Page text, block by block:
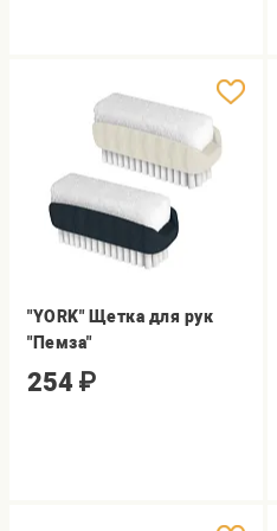
"YORK" Щетка для рук
"Пемза"
254 ₽